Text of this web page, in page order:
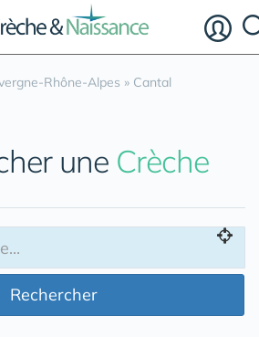
Rhône-Alpes » Cantal
une Crèche
Rechercher